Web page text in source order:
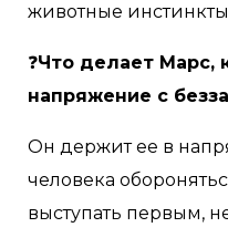
животные
❓Что делает Марс,
напряжение с
Он держит ее в
человека
выступать первым,